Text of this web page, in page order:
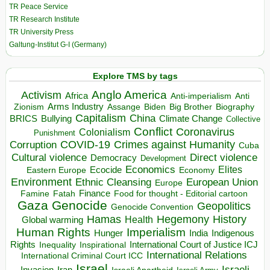
TR Peace Service
TR Research Institute
TR University Press
Galtung-Institut G-I (Germany)
Explore TMS by tags
Activism Africa Anglo America Anti-imperialism Anti
Zionism Arms Industry Assange Biden Big Brother Biography
BRICS Bullying Capitalism China Climate Change Collective
Punishment Colonialism Conflict Coronavirus
Corruption COVID-19 Crimes against Humanity Cuba
Cultural violence Democracy Development Direct violence
Eastern Europe Ecocide Economics Economy Elites
Environment Ethnic Cleansing Europe European Union
Famine Fatah Finance Food for thought - Editorial cartoon
Gaza Genocide Genocide Convention Geopolitics
Global warming Hamas Health Hegemony History
Human Rights Hunger Imperialism India Indigenous
Rights Inequality Inspirational
International Court of Justice ICJ
International Criminal Court ICC International Relations